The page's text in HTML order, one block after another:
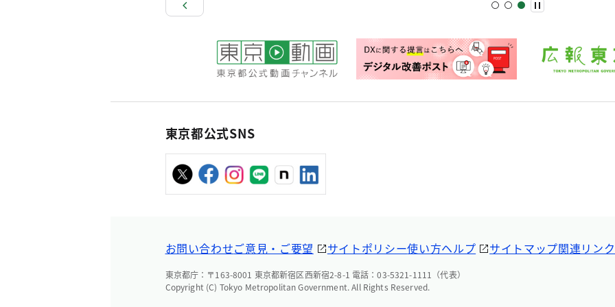
東京都公式SNS
お問い合わせご意見・ご要望 サイトポリシー使い方ヘルプ サイトマップ関連リンク
東京都庁：〒163-8001 東京都新宿区西新宿2-8-1 電話：03-5321-1111（代表）
Copyright (C) Tokyo Metropolitan Government. All Rights Reserved.